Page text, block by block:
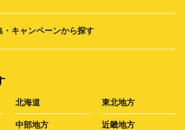
・キャンペーンから探す
北海道 東北地方
中部地方 近畿地方